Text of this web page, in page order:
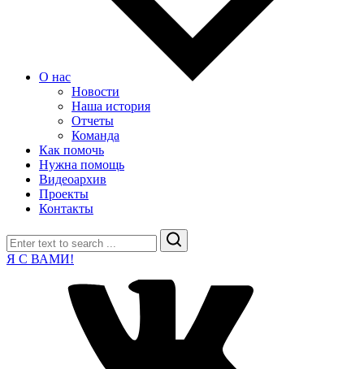
О нас
Новости
Наша история
Отчеты
Команда
Как помочь
Нужна помощь
Видеоархив
Проекты
Контакты
Search
Я С ВАМИ!